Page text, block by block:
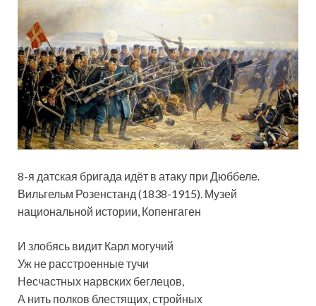
8-я датская бригада идёт в атаку при Дюббеле.
Вильгельм Розенстанд (1838-1915). Музей
национальной истории, Копенгаген
И злобясь видит Карл могучий
Уж не расстроенные тучи
Несчастных нарвских беглецов,
А нить полков блестящих, стройных